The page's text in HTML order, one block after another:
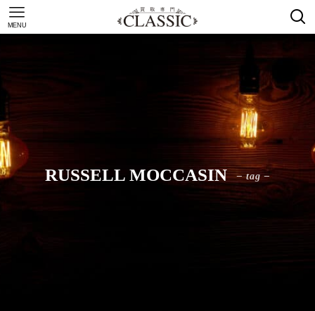
MENU
RUSSELL MOCCASIN – tag –